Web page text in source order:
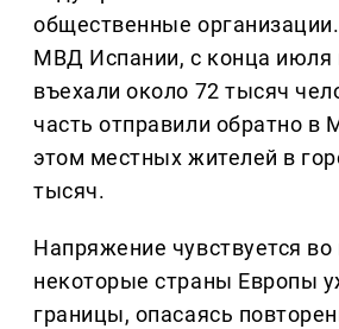
общественные
МВД Испании, с конца июля
въехали около 72 тысяч
часть отправили обратно в
этом местных жителей в
тысяч.
Напряжение чувствуется во
некоторые страны Европы
границы, опасаясь